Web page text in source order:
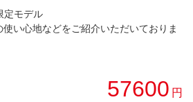
定モデル
い心地などをご紹介いただいておりま
57600 円